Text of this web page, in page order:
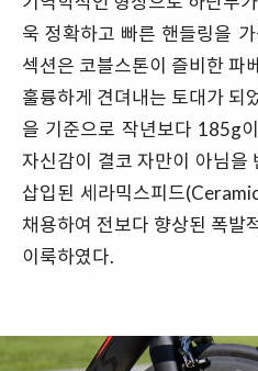
욱 정확하고 빠른 핸들링을
섹션은 코블스톤이 즐비한 파
훌륭하게 견뎌내는 토대가 되
을 기준으로 작년보다 185g
자신감이 결코 자만이 아님을
삽입된 세라믹스피드
채용하여 전보다 향상된 폭발
이룩하였다.